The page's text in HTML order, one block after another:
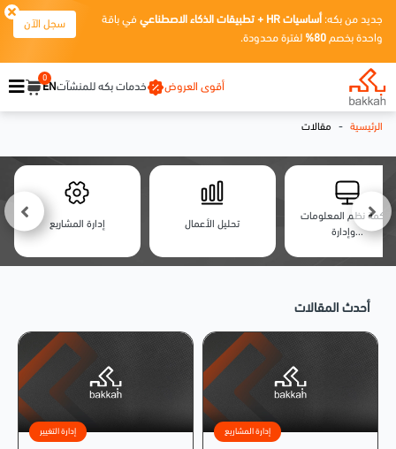
جديد من بكه: أساسيات HR + تطبيقات الذكاء الاصطناعي
في باقة
واحدة بخصم 80% لفترة محدودة.
سجل الآن
أقوى العروض خدمات بكه للمنشآتEN
0
الرئيسية - مقالات
إدارة المشاريع تحليل الأعمال
حوكمة نظم المعلومات
وإدارة...
أحدث المقالات
إدارة المشاريع إدارة التغيير